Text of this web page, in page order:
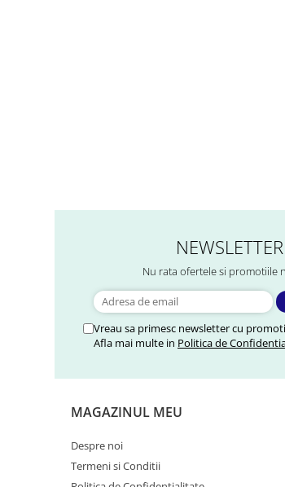
NEWSLETTER
Nu rata ofertele si promotiile
Vreau sa primesc newsletter cu
Afla mai multe in Politica de
MAGAZINUL MEU
Despre noi
Termeni si Conditii